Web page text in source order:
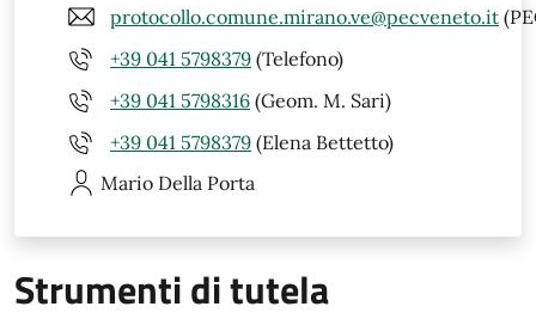
protocollo.comune.mirano.ve@pecveneto.it
+39 041 5798379 (Telefono)
+39 041 5798316 (Geom. M. Sari)
+39 041 5798379 (Elena Bettetto)
Mario Della Porta
Strumenti di tutela